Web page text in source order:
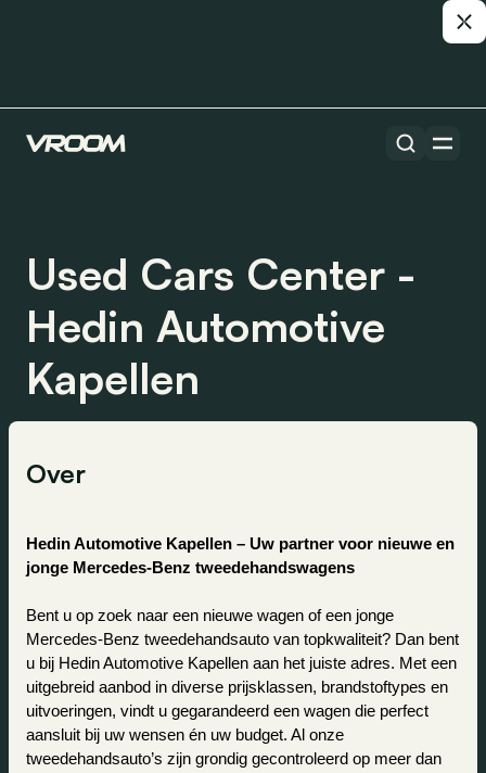
Used Cars Center -
Hedin Automotive
Kapellen
Over
Hedin Automotive Kapellen – Uw partner voor nieuwe en
jonge Mercedes-Benz tweedehandswagens
Bent u op zoek naar een nieuwe wagen of een jonge
Mercedes-Benz tweedehandsauto van topkwaliteit? Dan bent
u bij Hedin Automotive Kapellen aan het juiste adres. Met een
uitgebreid aanbod in diverse prijsklassen, brandstoftypes en
uitvoeringen, vindt u gegarandeerd een wagen die perfect
aansluit bij uw wensen én uw budget. Al onze
tweedehandsauto’s zijn grondig gecontroleerd op meer dan